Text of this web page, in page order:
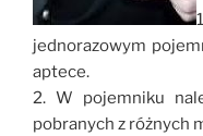
jednorazowym
aptece.
2. W pojemniku
pobranych z różnych